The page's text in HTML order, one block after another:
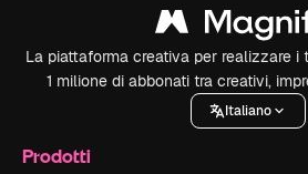
La piattaforma creativa per realizzare i
1 milione di abbonati tra creativi,
Italiano
Prodotti